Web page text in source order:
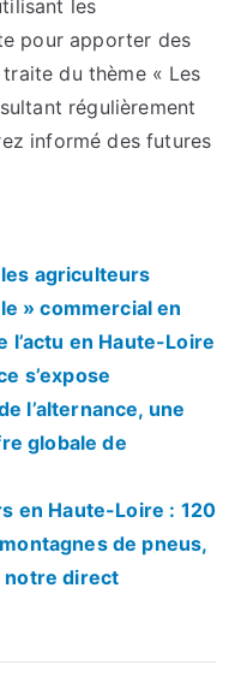
les
pour apporter des
du thème « Les
régulièrement
informé des futures
agriculteurs
» commercial en
l’actu en Haute-Loire
s’expose
l’alternance, une
globale de
en Haute-Loire : 120
de pneus,
notre direct